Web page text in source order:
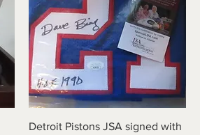
Vista rapida
Detroit Pistons JSA signed with